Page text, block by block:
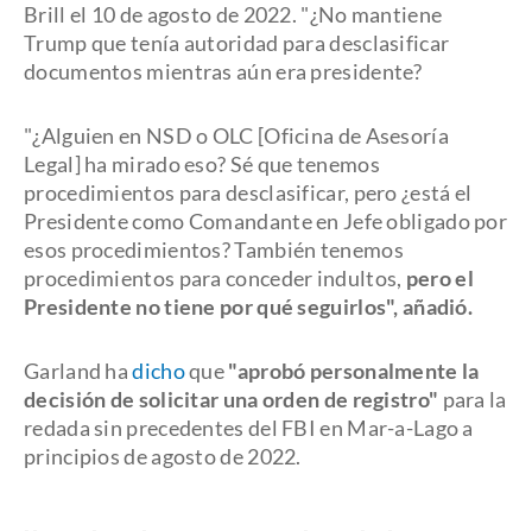
Brill el 10 de agosto de 2022. "¿No mantiene
Trump que tenía autoridad para desclasificar
documentos mientras aún era presidente?
"¿Alguien en NSD o OLC [Oficina de Asesoría
Legal] ha mirado eso? Sé que tenemos
procedimientos para desclasificar, pero ¿está el
Presidente como Comandante en Jefe obligado por
esos procedimientos? También tenemos
procedimientos para conceder indultos, pero el
Presidente no tiene por qué seguirlos", añadió.
Garland hadichoque"aprobó personalmente la
decisión de solicitar una orden de registro" para la
redada sin precedentes del FBI en Mar-a-Lago a
principios de agosto de 2022.